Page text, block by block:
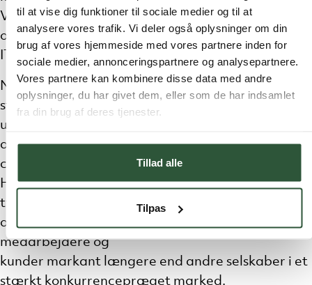
til at vise dig funktioner til sociale medier og til at
analysere vores trafik. Vi deler også oplysninger om din
brug af vores hjemmeside med vores partnere inden for
sociale medier, annonceringspartnere og analysepartnere.
Vores partnere kan kombinere disse data med andre
oplysninger, du har givet dem, eller som de har indsamlet
fra din brug af deres tjenester.
Tillad alle
Tilpas
Virksomhed i 2020,
og sidste år vandt de Partner to Watch prisen for
IT-sikkerhed.
Nina Østergaard Borris siger: -Det har været en
stor fornøjelse at arbejde sammen med Mark som
udover
at være en dygtig IT-strateg også har et stort
corporate hjerte, som banker for stærk kultur.
Han har sat et
tydeligt aftryk på Unit IT og har en meget stor
andel i, at vi evner at fastholde både
medarbejdere og
kunder markant længere end andre selskaber i et
stærkt konkurrencepræget marked.